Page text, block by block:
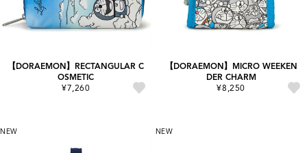
【DORAEMON】RECTANGULAR C
OSMETIC
¥7,260
【DORAEMON】MICRO WEEKEN
DER CHARM
¥8,250
NEW NEW